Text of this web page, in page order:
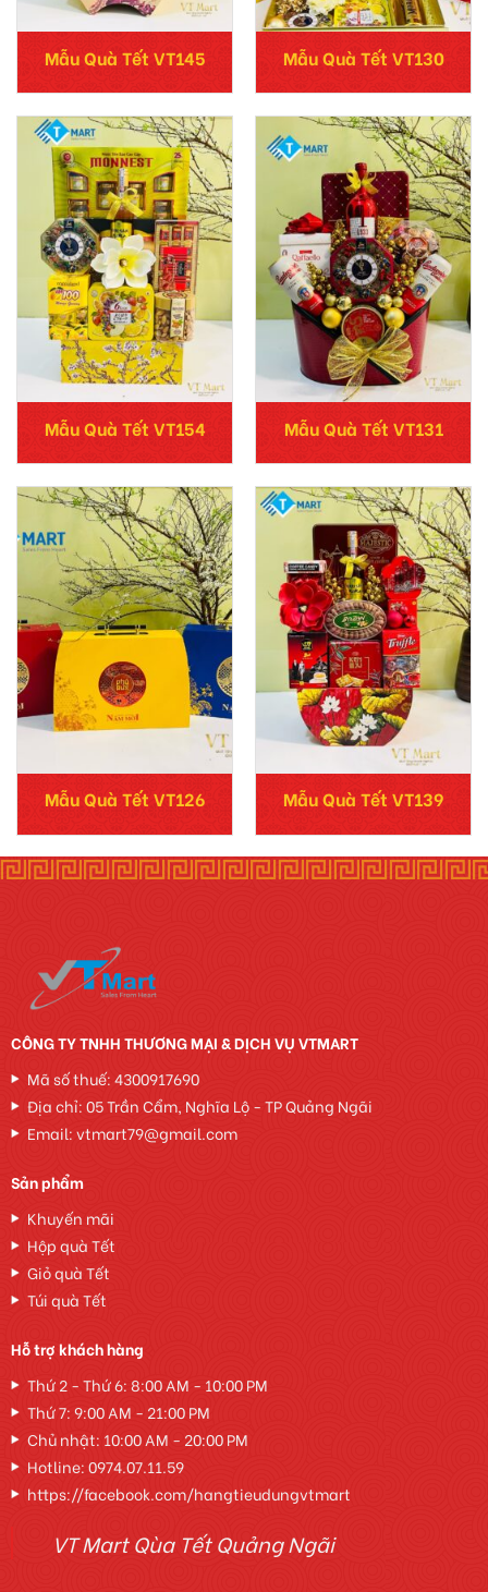
Mẫu Quà Tết VT145 Mẫu Quà Tết VT130
Mẫu Quà Tết VT154 Mẫu Quà Tết VT131
Mẫu Quà Tết VT126 Mẫu Quà Tết VT139
CÔNG TY TNHH THƯƠNG MẠI & DỊCH VỤ VTMART
Mã số thuế: 4300917690
Địa chỉ: 05 Trần Cẩm, Nghĩa Lộ - TP Quảng Ngãi
Email: vtmart79@gmail.com
Sản phẩm
Khuyến mãi
Hộp quà Tết
Giỏ quà Tết
Túi quà Tết
Hỗ trợ khách hàng
Thứ 2 - Thứ 6: 8:00 AM - 10:00 PM
Thứ 7: 9:00 AM - 21:00 PM
Chủ nhật: 10:00 AM - 20:00 PM
Hotline:0974.07.11.59
https://facebook.com/hangtieudungvtmart
VT Mart Qùa Tết Quảng Ngãi